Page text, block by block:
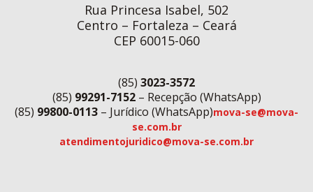
Rua Princesa Isabel, 502
Centro – Fortaleza – Ceará
CEP 60015-060
(85) 3023-3572
(85) 99291-7152– Recepção (WhatsApp)
(85) 99800-0113 – Jurídico (WhatsApp)mova-se@mova-
se.com.br
atendimentojuridico@mova-se.com.br